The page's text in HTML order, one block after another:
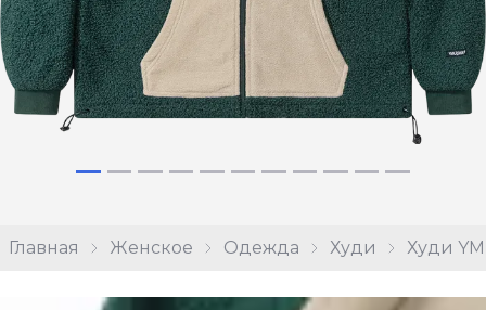
Главная Женское Одежда Худи Худи